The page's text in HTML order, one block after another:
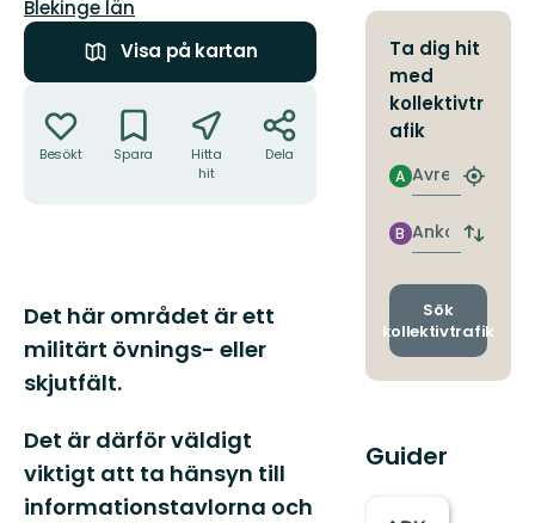
Län:
Blekinge län
Visa på kartan
Besökt Spara
Hitta
hit
Dela
Beskrivning
Det här området är ett
militärt övnings- eller
skjutfält.
Det är därför väldigt
viktigt att ta hänsyn till
informationstavlorna och
Ta dig hit
med
kollektivtr
afik
Avresa
A
Hitta
Ankomst
B
Byt
och
Sök
kollektivtrafik
Guider